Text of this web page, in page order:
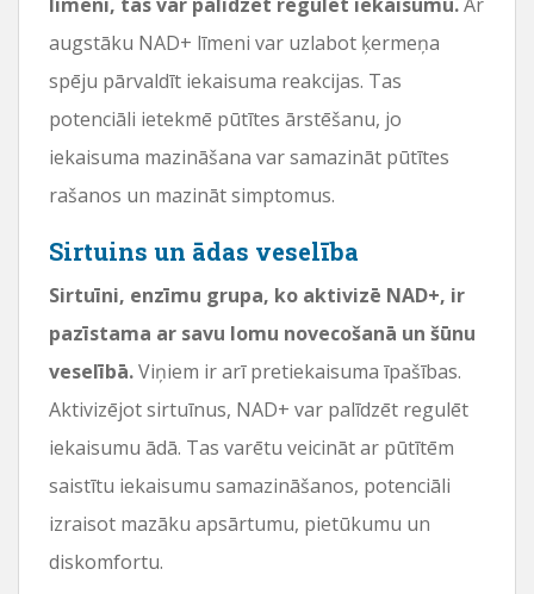
augstāku NAD+ līmeni var uzlabot ķermeņa
spēju pārvaldīt iekaisuma reakcijas. Tas
potenciāli ietekmē pūtītes ārstēšanu, jo
iekaisuma mazināšana var samazināt pūtītes
rašanos un mazināt simptomus.
Sirtuins un ādas veselība
Sirtuīni, enzīmu grupa, ko aktivizē NAD+, ir
pazīstama ar savu lomu novecošanā un šūnu
veselībā.Viņiem ir arī pretiekaisuma īpašības.
Aktivizējot sirtuīnus, NAD+ var palīdzēt regulēt
iekaisumu ādā. Tas varētu veicināt ar pūtītēm
saistītu iekaisumu samazināšanos, potenciāli
izraisot mazāku apsārtumu, pietūkumu un
diskomfortu.